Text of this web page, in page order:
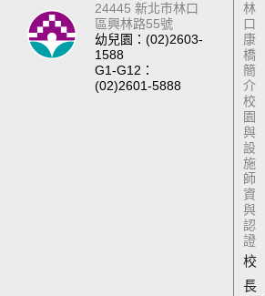
24445 新北市林口
區興林路55號
幼兒園：(02)2603-
1588
G1-G12：
(02)2601-5888
林
口
康
橋
簡
介
校
園
與
設
施
師
資
與
認
證
校
長